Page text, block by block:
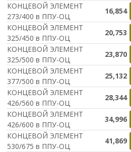
КОНЦЕВОЙ ЭЛЕМЕНТ
273/400 в ППУ-ОЦ
16,854
КОНЦЕВОЙ ЭЛЕМЕНТ
325/450 в ППУ-ОЦ
20,753
КОНЦЕВОЙ ЭЛЕМЕНТ
325/500 в ППУ-ОЦ
23,870
КОНЦЕВОЙ ЭЛЕМЕНТ
377/500 в ППУ-ОЦ
25,132
КОНЦЕВОЙ ЭЛЕМЕНТ
426/560 в ППУ-ОЦ
28,344
КОНЦЕВОЙ ЭЛЕМЕНТ
426/600 в ППУ-ОЦ
34,996
КОНЦЕВОЙ ЭЛЕМЕНТ
530/675 в ППУ-ОЦ
41,869